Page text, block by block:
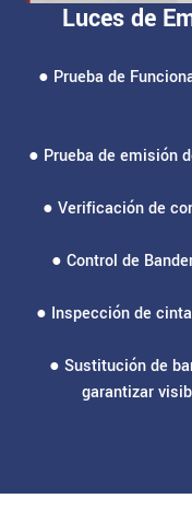
Luces de
● Prueba de
● Prueba de emisión
● Verificación de
● Control de
● Inspección de
● Sustitución de
garantizar